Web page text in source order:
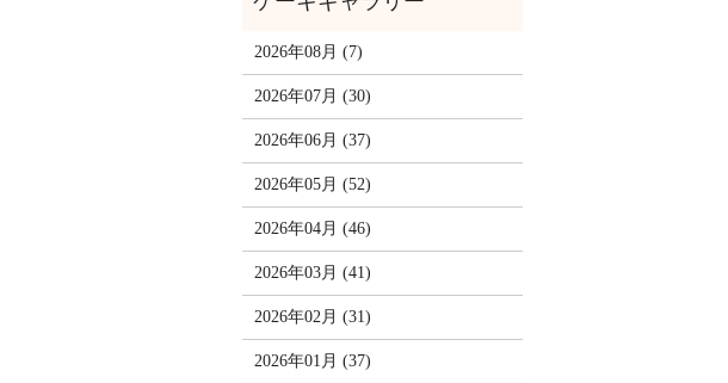
2026年08月 (7)
2026年07月 (30)
2026年06月 (37)
2026年05月 (52)
2026年04月 (46)
2026年03月 (41)
2026年02月 (31)
2026年01月 (37)